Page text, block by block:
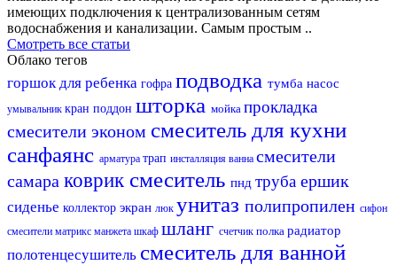
имеющих подключения к централизованным сетям
водоснабжения и канализации. Самым простым ..
Смотреть все статьи
Облако тегов
горшок для ребенка гофра подводка тумба насос
умывальник кран поддон шторка мойка прокладка
смесители эконом смеситель для кухни
санфаянс арматура трап инсталляция ванна смесители
самара коврик смеситель пнд труба ершик
сиденье коллектор экран люк унитаз полипропилен сифон
смесители матрикс манжета шкаф шланг счетчик полка радиатор
полотенцесушитель смеситель для ванной